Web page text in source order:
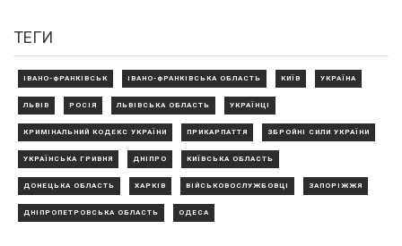
ТЕГИ
ІВАНО-ФРАНКІВСЬК ІВАНО-ФРАНКІВСЬКА ОБЛАСТЬ КИЇВ УКРАЇНА
ЛЬВІВ РОСІЯ ЛЬВІВСЬКА ОБЛАСТЬ УКРАЇНЦІ
КРИМІНАЛЬНИЙ КОДЕКС УКРАЇНИ ПРИКАРПАТТЯ ЗБРОЙНІ СИЛИ УКРАЇНИ
УКРАЇНСЬКА ГРИВНЯ ДНІПРО КИЇВСЬКА ОБЛАСТЬ
ДОНЕЦЬКА ОБЛАСТЬ ХАРКІВ ВІЙСЬКОВОСЛУЖБОВЦІ ЗАПОРІЖЖЯ
ДНІПРОПЕТРОВСЬКА ОБЛАСТЬ ОДЕСА